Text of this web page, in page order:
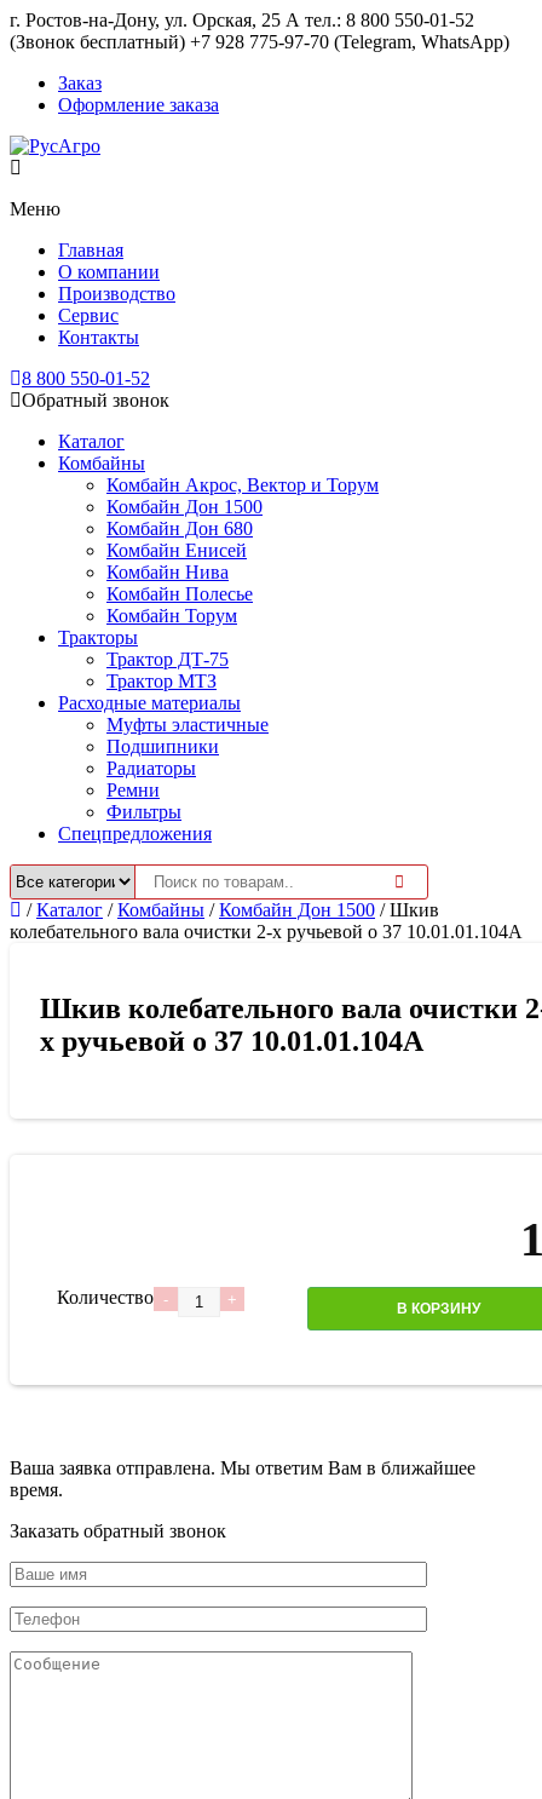
г. Ростов-на-Дону, ул. Орская, 25 А тел.: 8 800 550-01-52
(Звонок бесплатный) +7 928 775-97-70 (Telegram, WhatsApp)
Заказ
Оформление заказа
Меню
Главная
О компании
Производство
Сервис
Контакты
8 800 550-01-52
Обратный звонок
Каталог
Комбайны
Комбайн Акрос, Вектор и Торум
Комбайн Дон 1500
Комбайн Дон 680
Комбайн Енисей
Комбайн Нива
Комбайн Полесье
Комбайн Торум
Тракторы
Трактор ДТ-75
Трактор МТЗ
Расходные материалы
Муфты эластичные
Подшипники
Радиаторы
Ремни
Фильтры
Спецпредложения
/Каталог /Комбайны /Комбайн Дон 1500 /Шкив
колебательного вала очистки 2-х ручьевой o 37 10.01.01.104А
Шкив колебательного вала очистки
х ручьевой o 37 10.01.01.104А
Количество
В КОРЗИНУ
Ваша заявка отправлена. Мы ответим Вам в ближайшее
время.
Заказать обратный звонок